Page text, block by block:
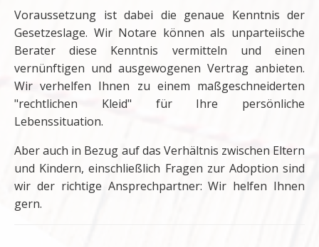
Voraussetzung ist dabei die genaue Kenntnis der
Gesetzeslage. Wir Notare können als unparteiische
Berater diese Kenntnis vermitteln und einen
vernünftigen und ausgewogenen Vertrag anbieten.
Wir verhelfen Ihnen zu einem maßgeschneiderten
"rechtlichen Kleid" für Ihre persönliche
Lebenssituation.
Aber auch in Bezug auf das Verhältnis zwischen Eltern
und Kindern, einschließlich Fragen zur Adoption sind
wir der richtige Ansprechpartner: Wir helfen Ihnen
gern.